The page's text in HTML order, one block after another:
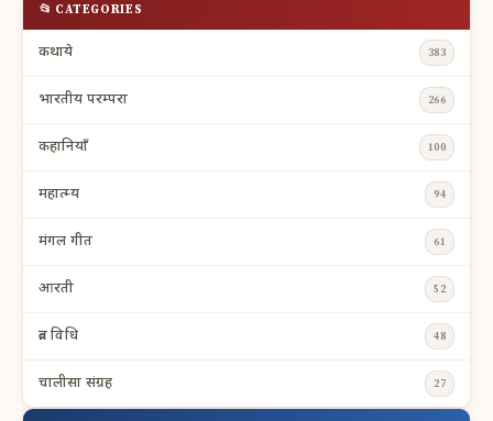
📂 CATEGORIES
कथाये 383
भारतीय परम्परा 266
कहानियाँ 100
महात्म्य 94
मंगल गीत 61
आरती 52
व्रत विधि 48
चालीसा संग्रह 27